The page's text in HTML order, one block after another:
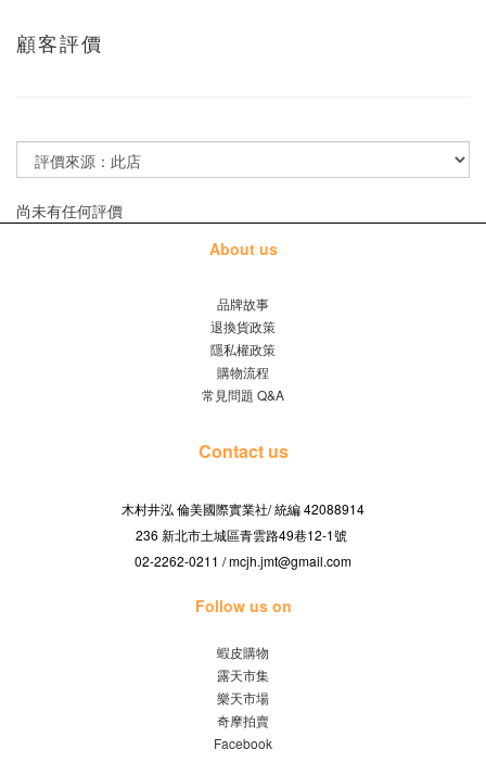
顧客評價
尚未有任何評價
About us
品牌故事
退換貨政策
隱私權政策
購物流程
常見問題 Q&A
Contact us
木村井泓 倫美國際實業社/統編 42088914
236 新北市土城區青雲路49巷12-1號
02-2262-0211 / mcjh.jmt@gmail.com
Follow us on
蝦皮購物
露天市集
樂天市場
奇摩拍賣
Facebook